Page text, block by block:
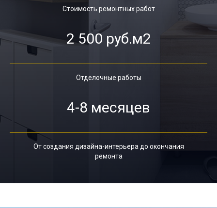
Стоимость ремонтных работ
2 500 руб.м2
Отделочные работы
4-8 месяцев
От создания дизайна-интерьера до окончания
ремонта